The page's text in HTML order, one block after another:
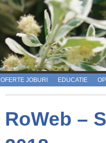
OFERTE JOBURI EDUCATIE
RoWeb –